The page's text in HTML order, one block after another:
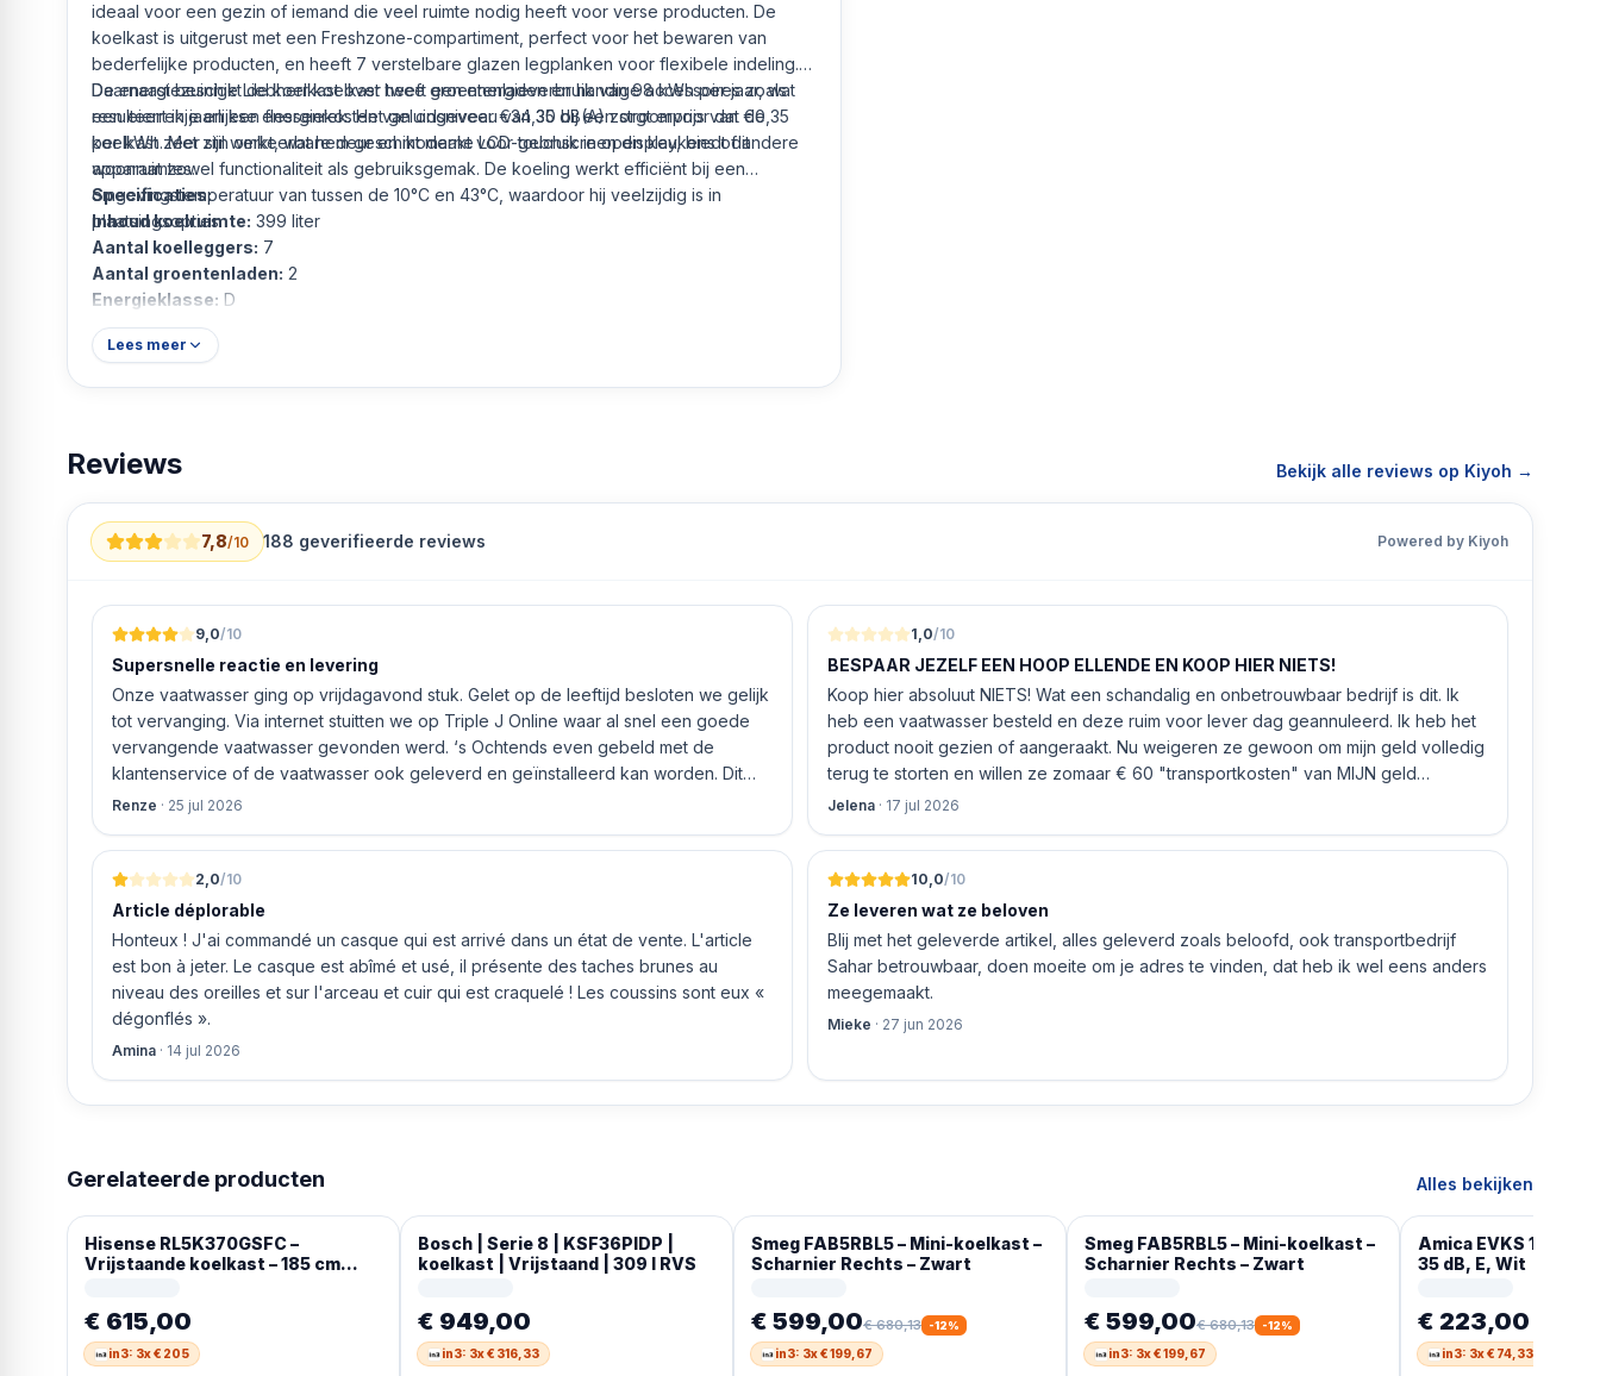
ideaal voor een gezin of iemand die veel ruimte nodig heeft voor verse producten. De
koelkast is uitgerust met een Freshzone-compartiment, perfect voor het bewaren van
bederfelijke producten, en heeft 7 verstelbare glazen legplanken voor flexibele indeling.
Daarnaast beschikt de koelkast over twee groentenladen en handige accessoires zoals
een eierrekje en een flessenrek. Het geluidsniveau van 35 dB(A) zorgt ervoor dat de
koelkast zeer stil werkt, wat hem geschikt maakt voor gebruik in open keukens of andere
woonruimtes.
De energiezuinige Liebherr koelkast heeft een energieverbruik van 98 kWh per jaar, wat
resulteert in jaarlijkse energiekosten van ongeveer €34,30 bij een stroomprijs van €0,35
per kWh. Met zijn omkeerbare deur en moderne LCD-touchscreen display, biedt dit
apparaat zowel functionaliteit als gebruiksgemak. De koeling werkt efficiënt bij een
omgevingstemperatuur van tussen de 10°C en 43°C, waardoor hij veelzijdig is in
plaatsingsopties.
Specificaties:
Inhoud koelruimte: 399 liter
Aantal koelleggers: 7
Aantal groentenladen: 2
Energieklasse: D
Energieverbruik per jaar:
Energiekosten per jaar:
Hoogte:1,855 m
Diepte:675 mm
Gewicht:66,1 kg
Kleur:Zilver
Draairichting deur:
Lees meer
Reviews Bekijk alle reviews op Kiyoh →
7,8/10 188 geverifieerde reviews Powered by Kiyoh
9,0/10
Supersnelle reactie en levering
Onze vaatwasser ging op vrijdagavond stuk. Gelet op de leeftijd besloten we gelijk
tot vervanging. Via internet stuitten we op Triple J Online waar al snel een goede
vervangende vaatwasser gevonden werd. ‘s Ochtends even gebeld met de
klantenservice of de vaatwasser ook geleverd en geïnstalleerd kan worden. Dit
bleek het geval tegen alleszins concurrente prijzen. De vriendelijke medewerker
ging doen om ‘s middags nog te leveren. Het bleken geen loze woorden: om 16.00
uur werd de Neff vaatwasser geleverd en ver
Renze · 25 jul 2026
1,0/10
BESPAAR JEZELF EEN HOOP ELLENDE EN KOOP HIER NIETS!
Koop hier absoluut NIETS! Wat een schandalig en onbetrouwbaar bedrijf is dit. Ik
heb een vaatwasser besteld en deze ruim voor lever dag geannuleerd. Ik heb het
product nooit gezien of aangeraakt. Nu weigeren ze gewoon om mijn geld volledig
terug te storten en willen ze zomaar € 60 "transportkosten" van MIJN geld
inhouden!
Jelena · 17 jul 2026
2,0/10
Article déplorable
Honteux ! J'ai commandé un casque qui est arrivé dans un état de vente. L'article
est bon à jeter. Le casque est abîmé et usé, il présente des taches brunes au
niveau des oreilles et sur l'arceau et cuir qui est craquelé ! Les coussins sont eux «
dégonflés ».
Amina · 14 jul 2026
10,0/10
Ze leveren wat ze beloven
Blij met het geleverde artikel, alles geleverd zoals beloofd, ook transportbedrijf
Sahar betrouwbaar, doen moeite om je adres te vinden, dat heb ik wel eens anders
meegemaakt.
Mieke · 27 jun 2026
Gerelateerde producten Alles bekijken
Hisense RL5K370GSFC –
Vrijstaande koelkast – 185 cm
– SuperCool – Deuralarm –
Kinderslot – Interverter
Compressor – ConnectLife
€ 615,00
in3: 3x € 205
Bosch | Serie 8 | KSF36PIDP |
koelkast | Vrijstaand | 309 l RVS
€ 949,00
in3: 3x € 316,33
Smeg FAB5RBL5 – Mini-koelkast –
Scharnier Rechts – Zwart
€ 599,00€ 680,13 -12%
in3: 3x € 199,67
Smeg FAB5RBL5 – Mini-koelkast –
Scharnier Rechts – Zwart
€ 599,00€ 680,13 -12%
in3: 3x € 199,67
Amica EVKS 16182-
35 dB, E, Wit
€ 223,00
in3: 3x € 74,33